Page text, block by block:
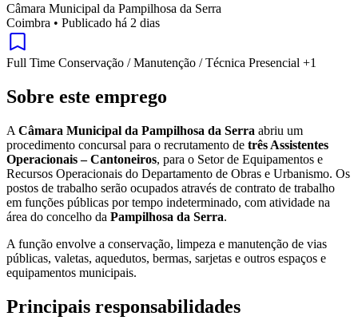
Câmara Municipal da Pampilhosa da Serra
Coimbra • Publicado há 2 dias
Full Time Conservação / Manutenção / Técnica Presencial +1
Sobre este emprego
A Câmara Municipal da Pampilhosa da Serra abriu um
procedimento concursal para o recrutamento de três Assistentes
Operacionais – Cantoneiros, para o Setor de Equipamentos e
Recursos Operacionais do Departamento de Obras e Urbanismo. Os
postos de trabalho serão ocupados através de contrato de trabalho
em funções públicas por tempo indeterminado, com atividade na
área do concelho da Pampilhosa da Serra.
A função envolve a conservação, limpeza e manutenção de vias
públicas, valetas, aquedutos, bermas, sarjetas e outros espaços e
equipamentos municipais.
Principais responsabilidades